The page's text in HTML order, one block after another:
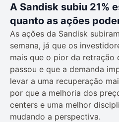
A Sandisk subiu 21%
quanto as ações
As ações da Sandisk
semana, já que os
mais que o pior da retração
passou e que a demanda
levar a uma recuperação
por que a melhoria dos
centers e uma melhor
mudando a perspectiva.